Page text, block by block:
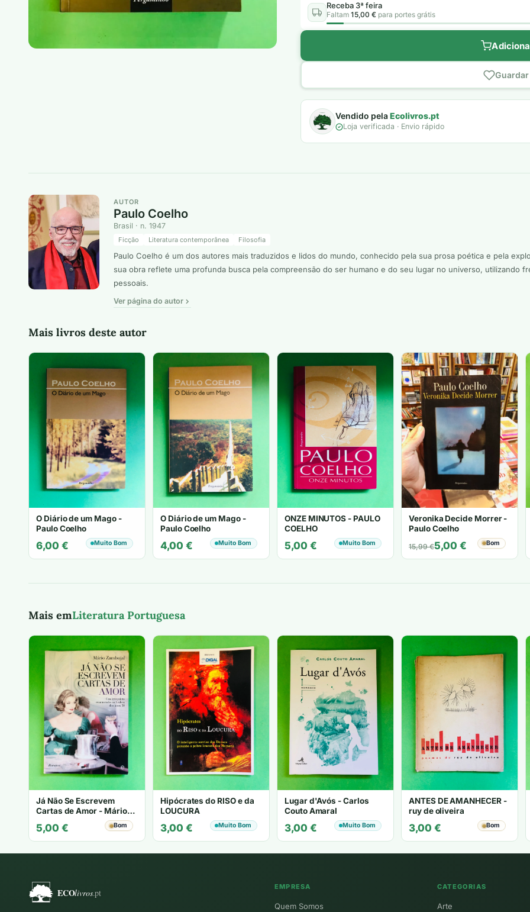
Receba 3ª feira
Faltam 15,00 € para portes grátis
Vendido pelaEcolivros.pt
Loja verificada · Envio rápido
AUTOR
Paulo Coelho
Brasil · n. 1947
Ficção Literatura contemporânea Filosofia
Paulo Coelho é um dos autores mais traduzidos e lidos do mundo, conhecido pela sua prosa poética e pela
sua obra reflete uma profunda busca pela compreensão do ser humano e do seu lugar no universo, utilizando
pessoais.
Ver página do autor
Mais livros deste autor
O Diário de um Mago -
Paulo Coelho
6,00 € Muito Bom
O Diário de um Mago -
Paulo Coelho
4,00 € Muito Bom
ONZE MINUTOS - PAULO
COELHO
5,00 € Muito Bom
Veronika Decide Morrer -
Paulo Coelho
15,99€
O
preço
5,00 €
O
preço
Bom
Mais emLiteratura Portuguesa
Já Não Se Escrevem
Cartas de Amor - Mário
5,00 € Bom
Hipócrates do RISO e da
LOUCURA
3,00 € Muito Bom
Lugar d'Avós - Carlos
Couto Amaral
3,00 € Muito Bom
ANTES DE AMANHECER -
ruy de oliveira
3,00 € Bom
EMPRESA
Quem Somos
CATEGORIAS
Arte